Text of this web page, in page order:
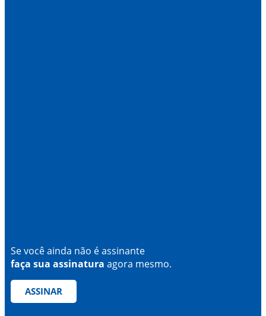
Se você ainda não é assinante
faça sua assinatura agora mesmo.
ASSINAR